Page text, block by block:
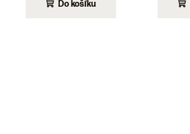
Do košíku